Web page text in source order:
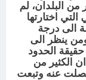
من البلدان، لم
اختارتها
الى درجة
ينظر الى
حقيقة الحدود
الكثير من
عنه وتبعت